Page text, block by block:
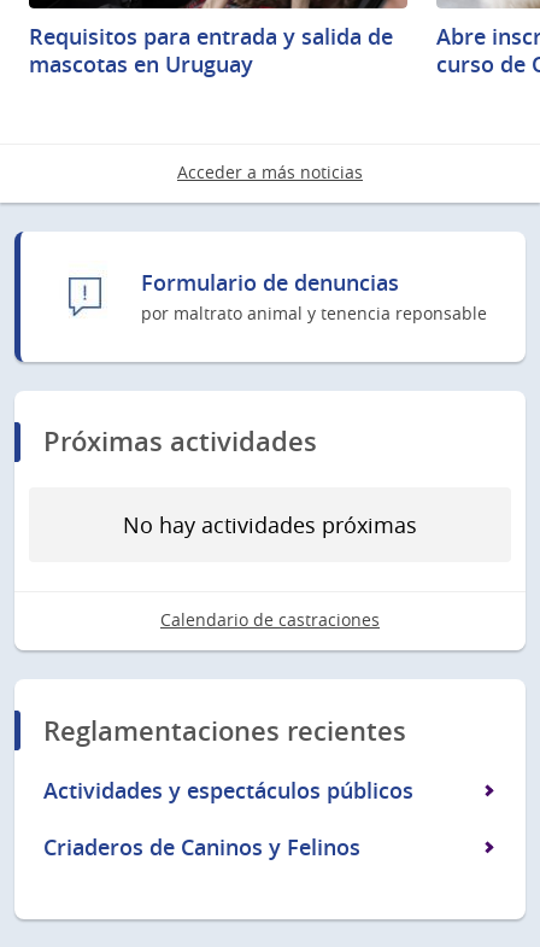
Requisitos para entrada y salida de
mascotas en Uruguay
Abre
curso de
Acceder a más noticias
Formulario de denuncias
por maltrato animal y tenencia reponsable
Próximas actividades
No hay actividades próximas
Calendario de castraciones
Reglamentaciones recientes
Actividades y espectáculos públicos
Criaderos de Caninos y Felinos